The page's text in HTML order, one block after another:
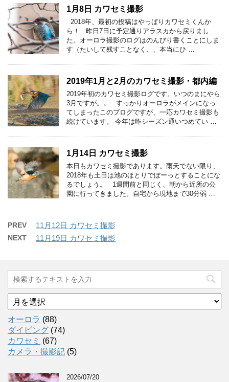
1月8日 カワセミ撮影
2018年、最初の投稿はやっぱりカワセミくんか
ら！ 昨日7日に予定通りアラスカから戻りまし
た。オーロラ撮影のログはのんびり書くことにしま
す（たいして残すことなく、、本当にひ …
2019年1月と2月のカワセミ撮影・都内編
2019年初のカワセミ撮影ログです。いつのまにやら
3月ですが。。 すっかりオーロラがメインになっ
てしまったこのブログですが、一応カワセミ撮影も
続けています。 今年は昨シーズン通いつめてい …
1月14日 カワセミ撮影
本日もカワセミ撮影であります。雨天でない限り、
2018年も土日は池のほとりでぼーっとすることにな
るでしょう。 1週間前と同じく、朝から近所の公
園に行ってきました。自宅から現地まで30分弱 …
PREV 11月12日 カワセミ撮影
NEXT 11月19日 カワセミ撮影
ア
ー
カ
イ
ブ
オーロラ (88)
ダイビング (74)
カワセミ (67)
カメラ・撮影記 (5)
2026/07/20